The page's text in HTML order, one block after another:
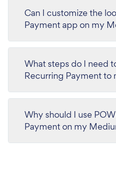
Can I customize the
Payment app on my
What steps do I need
Recurring Payment to
Why should I use
Payment on my